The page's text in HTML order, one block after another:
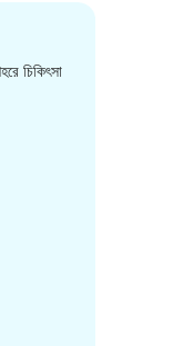
চিকিৎসা